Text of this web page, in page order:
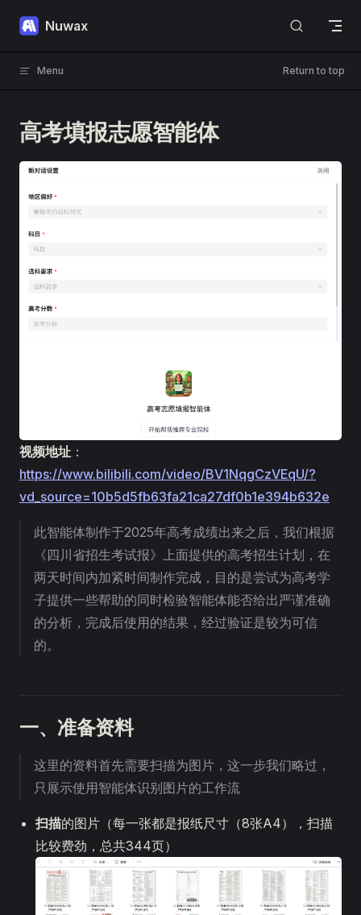
Skip to content
Nuwax
Menu Return to top
高考填报志愿智能体
视频地址 ：
https://www.bilibili.com/video/BV1NqgCzVEqU/?
vd_source=10b5d5fb63fa21ca27df0b1e394b632e
此智能体制作于2025年高考成绩出来之后，我们根据
《四川省招生考试报》上面提供的高考招生计划，在
两天时间内加紧时间制作完成，目的是尝试为高考学
子提供一些帮助的同时检验智能体能否给出严谨准确
的分析，完成后使用的结果，经过验证是较为可信
的。
一、准备资料
这里的资料首先需要扫描为图片，这一步我们略过，
只展示使用智能体识别图片的工作流
扫描的图片（每一张都是报纸尺寸（8张A4），扫描
比较费劲，总共344页）